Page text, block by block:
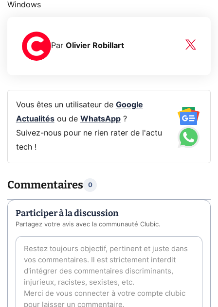
Windows
Par Olivier Robillart
Vous êtes un utilisateur de Google
Actualitésou de WhatsApp?
Suivez-nous pour ne rien rater de l'actu
tech !
Commentaires 0
Participer à la discussion
Partagez votre avis avec la communauté Clubic.